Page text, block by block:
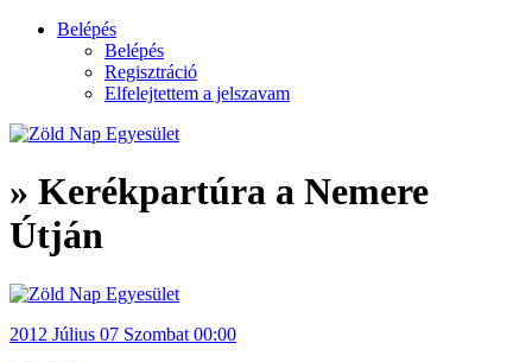
Belépés
Belépés
Regisztráció
Elfelejtettem a jelszavam
» Kerékpartúra a Nemere
Útján
2012 Július 07 Szombat 00:00